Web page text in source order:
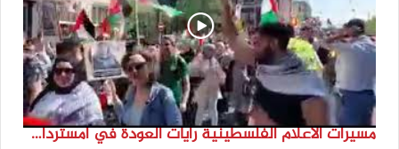
مسيرات الاعلام الفلسطينية رايات العودة في امستردام #النكبة74 #انتماء2022 #القدس_موعدنا